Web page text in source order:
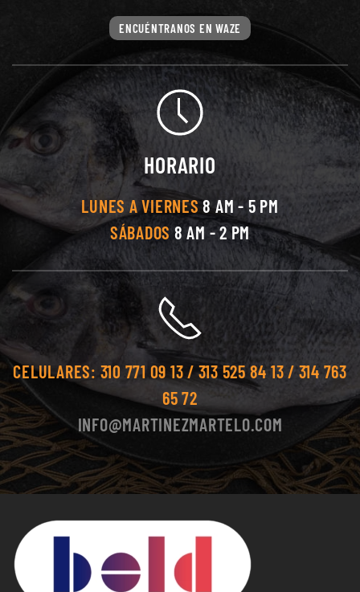
ENCUÉNTRANOS EN WAZE
HORARIO
LUNES A VIERNES8 AM - 5 PM
SÁBADOS 8 AM - 2 PM
CELULARES: 310 771 09 13 / 313 525 84 13 / 314 763
65 72
INFO@MARTINEZMARTELO.COM